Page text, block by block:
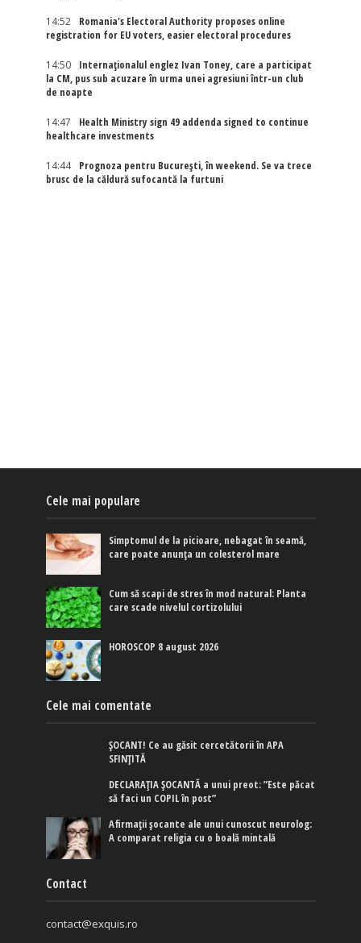
14:52
Romania's Electoral Authority proposes online
registration for EU voters, easier electoral procedures
14:50
Internaţionalul englez Ivan Toney, care a participat
la CM, pus sub acuzare în urma unei agresiuni într-un club
de noapte
14:47
Health Ministry sign 49 addenda signed to continue
healthcare investments
14:44
Prognoza pentru București, în weekend. Se va trece
brusc de la căldură sufocantă la furtuni
Cele mai populare
Simptomul de la picioare, nebagat în seamă,
care poate anunța un colesterol mare
Cum să scapi de stres în mod natural: Planta
care scade nivelul cortizolului
HOROSCOP 8 august 2026
Cele mai comentate
ȘOCANT! Ce au găsit cercetătorii în APA
SFINȚITĂ
DECLARAȚIA ȘOCANTĂ a unui preot: ”Este păcat
să faci un COPIL în post”
Afirmaţii şocante ale unui cunoscut neurolog:
A comparat religia cu o boală mintală
Contact
contact@exquis.ro